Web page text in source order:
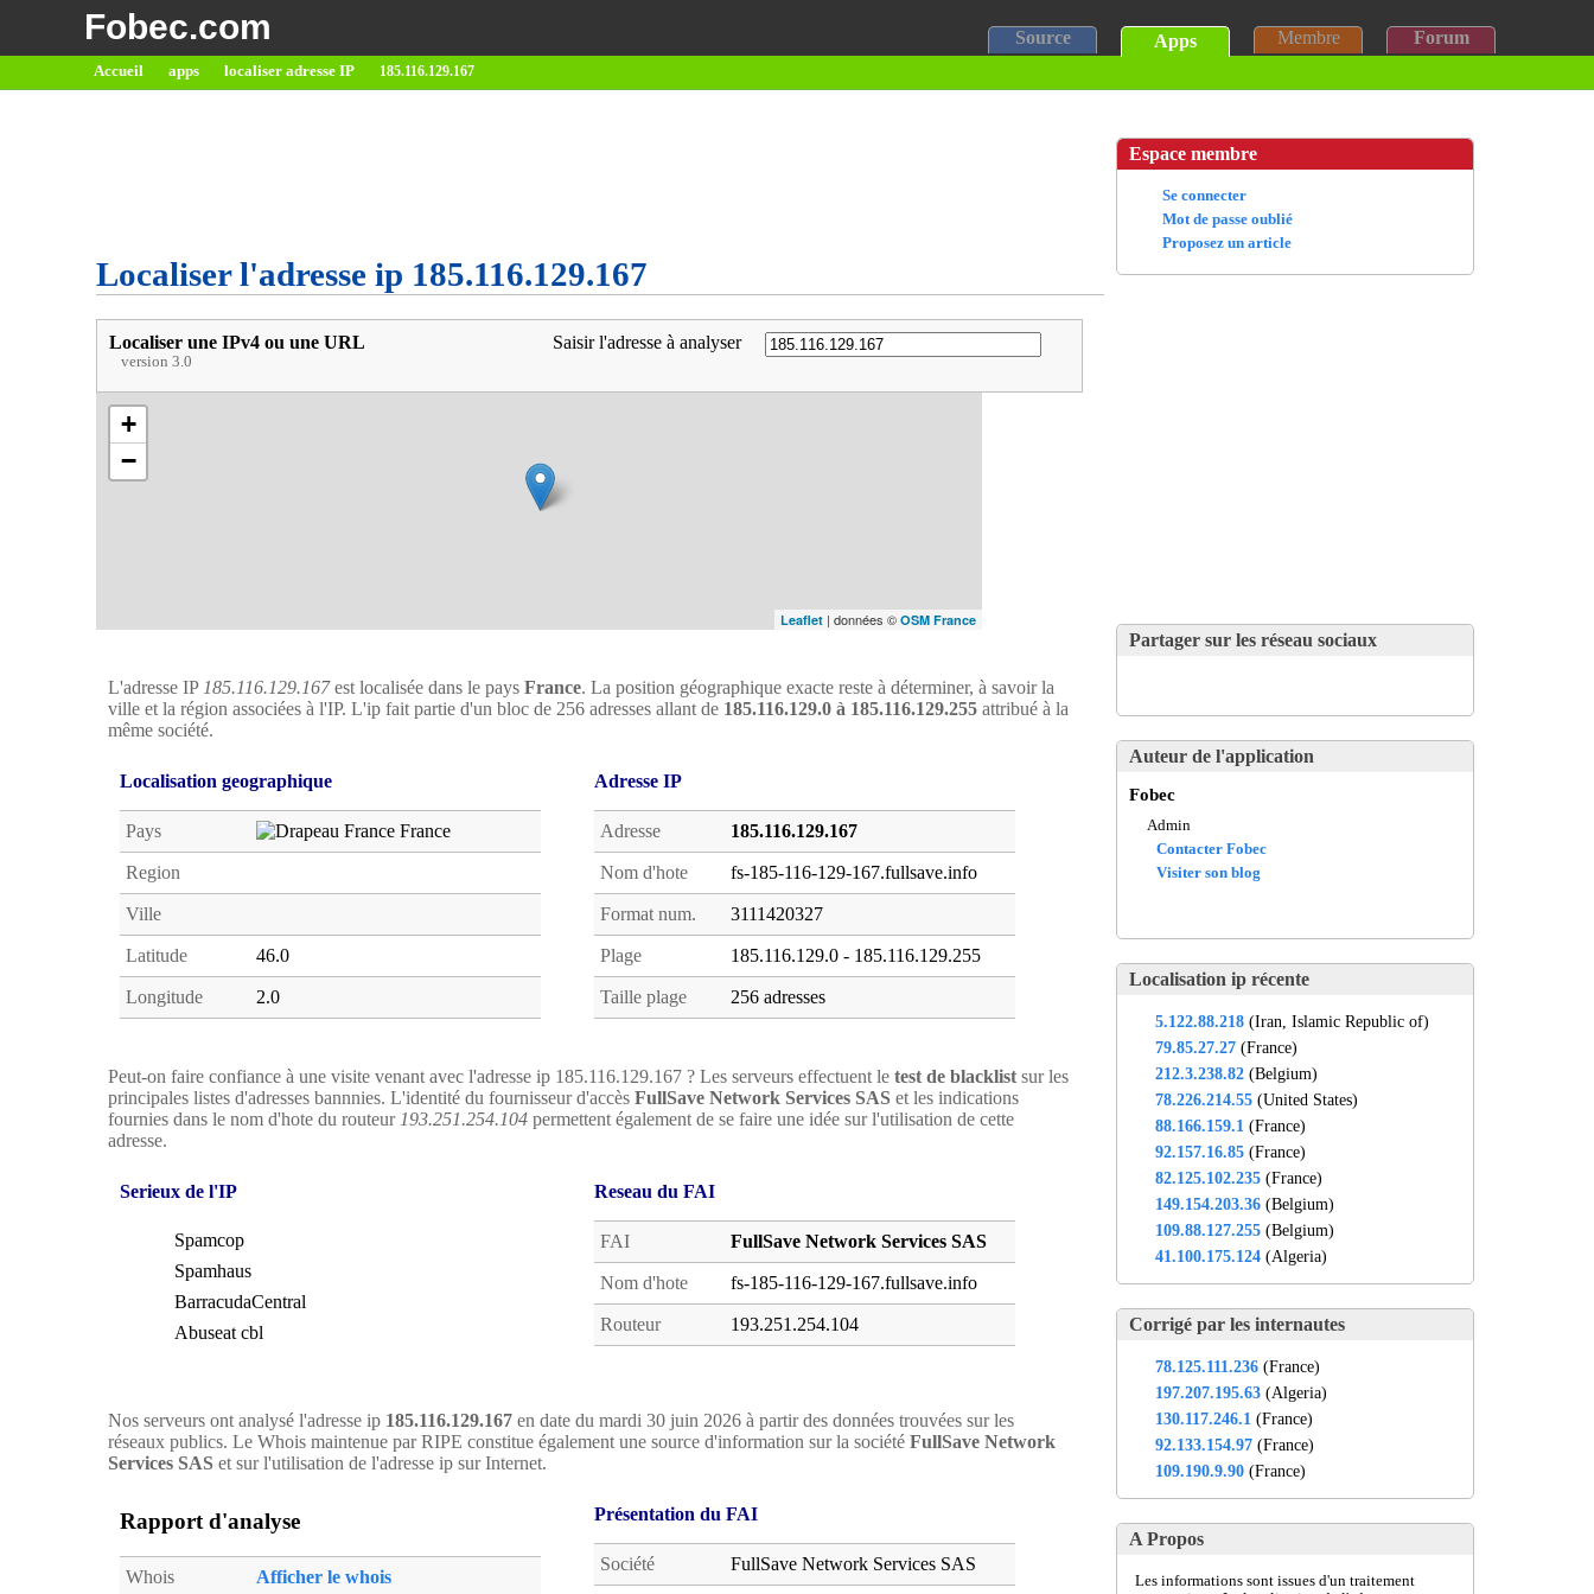
Fobec.com Source Apps Membre Forum
Accueil apps localiser adresse IP 185.116.129.167
Localiser l'adresse ip 185.116.129.167
Localiser une IPv4 ou une URL
version 3.0
Saisir l'adresse à analyser
+
−
Leaflet | données © OSM France
L'adresse IP 185.116.129.167est localisée dans le pays France. La position géographique exacte reste à déterminer, à savoir la
ville et la région associées à l'IP. L'ip fait partie d'un bloc de 256 adresses allant de 185.116.129.0 à 185.116.129.255 attribué à la
même société.
Localisation geographique
Pays France
Region
Ville
Latitude 46.0
Longitude 2.0
Adresse IP
Adresse 185.116.129.167
Nom d'hote fs-185-116-129-167.fullsave.info
Format num. 3111420327
Plage 185.116.129.0 - 185.116.129.255
Taille plage 256 adresses
Peut-on faire confiance à une visite venant avec l'adresse ip 185.116.129.167 ? Les serveurs effectuent le test de blacklist sur les
principales listes d'adresses bannnies. L'identité du fournisseur d'accès FullSave Network Services SAS et les indications
fournies dans le nom d'hote du routeur 193.251.254.104 permettent également de se faire une idée sur l'utilisation de cette
adresse.
Serieux de l'IP
Spamcop
Spamhaus
BarracudaCentral
Abuseat cbl
Reseau du FAI
FAI FullSave Network Services SAS
Nom d'hote fs-185-116-129-167.fullsave.info
Routeur 193.251.254.104
Nos serveurs ont analysé l'adresse ip 185.116.129.167 en date du mardi 30 juin 2026 à partir des données trouvées sur les
réseaux publics. Le Whois maintenue par RIPE constitue également une source d'information sur la société FullSave Network
Services SAS et sur l'utilisation de l'adresse ip sur Internet.
Rapport d'analyse
Whois Afficher le whois
Présentation du FAI
Société FullSave Network Services SAS
Espace membre
Se connecter
Mot de passe oublié
Proposez un article
Partager sur les réseau sociaux
Auteur de l'application
Fobec
Admin
Contacter Fobec
Visiter son blog
Localisation ip récente
5.122.88.218 (Iran, Islamic Republic of)
79.85.27.27 (France)
212.3.238.82 (Belgium)
78.226.214.55 (United States)
88.166.159.1 (France)
92.157.16.85 (France)
82.125.102.235 (France)
149.154.203.36 (Belgium)
109.88.127.255 (Belgium)
41.100.175.124 (Algeria)
Corrigé par les internautes
78.125.111.236 (France)
197.207.195.63 (Algeria)
130.117.246.1 (France)
92.133.154.97 (France)
109.190.9.90 (France)
A Propos
Les informations sont issues d'un traitement